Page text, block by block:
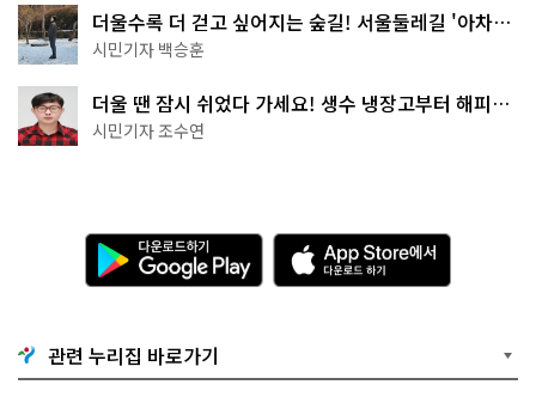
더울수록 더 걷고 싶어지는 숲길! 서울둘레길 '아차산
코스'
시민기자 백승훈
더울 땐 잠시 쉬었다 가세요! 생수 냉장고부터 해피소
·무더위쉼터까지
시민기자 조수연
다
운
로
기
G
o
A
p
p
e
관련 누리집 바로가기